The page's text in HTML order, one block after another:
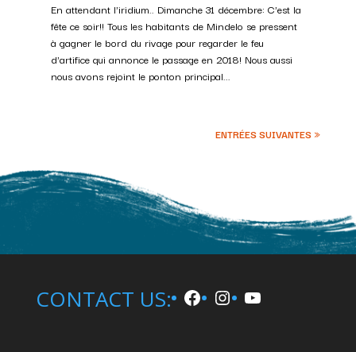
En attendant l'iridium.. Dimanche 31 décembre: C'est la
fête ce soir!! Tous les habitants de Mindelo se pressent
à gagner le bord du rivage pour regarder le feu
d'artifice qui annonce le passage en 2018! Nous aussi
nous avons rejoint le ponton principal...
ENTRÉES SUIVANTES »
CONTACT US: Facebook
Instagram
YouTube